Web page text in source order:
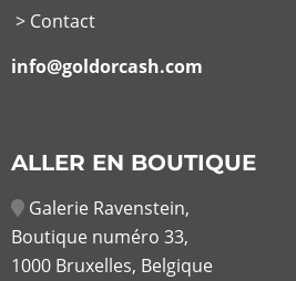
> Contact
info@goldorcash.com
ALLER EN BOUTIQUE
Galerie Ravenstein,
Boutique numéro 33,
1000 Bruxelles, Belgique